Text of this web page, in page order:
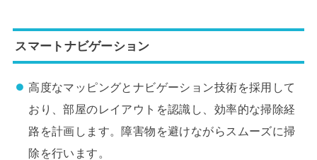
スマートナビゲーション
高度なマッピングとナビゲーション技術を採用して
おり、部屋のレイアウトを認識し、効率的な掃除経
路を計画します。障害物を避けながらスムーズに掃
除を行います。